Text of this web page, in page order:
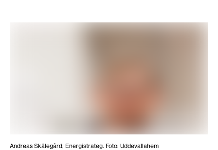
Andreas Skälegård, Energistrateg. Foto: Uddevallahem